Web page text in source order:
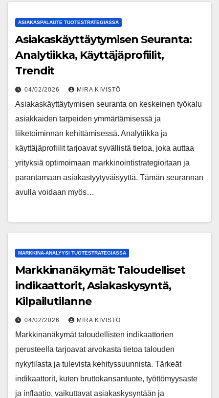
ASIAKASPALAUTE TUOTESTRATEGIASSA
Asiakaskäyttäytymisen Seuranta:
Analytiikka, Käyttäjäprofiilit,
Trendit
04/02/2026 MIRA KIVISTÖ
Asiakaskäyttäytymisen seuranta on keskeinen työkalu
asiakkaiden tarpeiden ymmärtämisessä ja
liiketoiminnan kehittämisessä. Analytiikka ja
käyttäjäprofiilit tarjoavat syvällistä tietoa, joka auttaa
yrityksiä optimoimaan markkinointistrategioitaan ja
parantamaan asiakastyytyväisyyttä. Tämän seurannan
avulla voidaan myös…
MARKKINA-ANALYYSI TUOTESTRATEGIASSA
Markkinanäkymät: Taloudelliset
indikaattorit, Asiakaskysyntä,
Kilpailutilanne
04/02/2026 MIRA KIVISTÖ
Markkinanäkymät taloudellisten indikaattorien
perusteella tarjoavat arvokasta tietoa talouden
nykytilasta ja tulevista kehityssuunnista. Tärkeät
indikaattorit, kuten bruttokansantuote, työttömyysaste
ja inflaatio, vaikuttavat asiakaskysyntään ja